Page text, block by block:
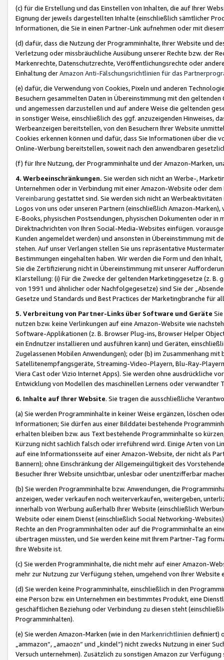
(c) für die Erstellung und das Einstellen von Inhalten, die auf Ihrer
Eignung der jeweils dargestellten Inhalte (einschließlich sämtlicher
Informationen, die Sie in einen Partner-Link aufnehmen oder mit
(d) dafür, dass die Nutzung der Programminhalte, Ihrer Website und
Verletzung oder missbräuchliche Ausübung unserer Rechte bzw. der
Markenrechte, Datenschutzrechte, Veröffentlichungsrechte oder
Einhaltung derAmazon Anti-Fälschungsrichtlinien für das
(e) dafür, die Verwendung von Cookies, Pixeln und anderen
Besuchern gesammelten Daten in Übereinstimmung mit den
und angemessen darzustellen und auf andere Weise die geltenden
in sonstiger Weise, einschließlich des ggf. anzuzeigenden Hinweises,
Werbeanzeigen bereitstellen, von den Besuchern Ihrer Website
Cookies erkennen können und dafür, dass Sie Informationen über die
Online-Werbung bereitstellen, soweit nach den anwendbaren
(f) für Ihre Nutzung, der Programminhalte und der Amazon-Marken,
4. Werbeeinschränkungen. Sie werden sich nicht an Werbe-,
Unternehmen oder in Verbindung mit einer Amazon-Website oder
Vereinbarung gestattet sind. Sie werden sich nicht an
Logos von uns oder unseren Partnern (einschließlich Amazon-
E-Books, physischen Postsendungen, physischen Dokumenten oder in
Direktnachrichten von Ihren Social-Media-Websites einfügen.
Kunden angemeldet werden) und ansonsten in Übereinstimmung mit
stehen. Auf unser Verlangen stellen Sie uns repräsentative
Bestimmungen eingehalten haben. Wir werden die Form und den
Sie die Zertifizierung nicht in Übereinstimmung mit unserer
Klarstellung: (i) Für die Zwecke der geltenden Marketinggesetze (z. B.
von 1991 und ähnlicher oder Nachfolgegesetze) sind Sie der
Gesetze und Standards und Best Practices der Marketingbranche für
5. Verbreitung von Partner-Links über Software und Geräte
nutzen bzw. keine Verlinkungen auf eine Amazon-Website wie
Software-Applikationen (z. B. Browser Plug-ins, Browser Helper
ein Endnutzer installieren und ausführen kann) und Geräten,
Zugelassenen Mobilen Anwendungen); oder (b) im Zusammenhang
Satellitenempfangsgeräte, Streaming-Video-Playern, Blu-Ray-
Viera Cast oder Vizio Internet Apps). Sie werden ohne ausdrückliche
Entwicklung von Modellen des maschinellen Lernens oder
6. Inhalte auf Ihrer Website. Sie tragen die ausschließliche
(a) Sie werden Programminhalte in keiner Weise ergänzen, löschen
Informationen; Sie dürfen aus einer Bilddatei bestehende
erhalten bleiben bzw. aus Text bestehende Programminhalte so
Kürzung nicht sachlich falsch oder irreführend wird. Einige Arten von
auf eine Informationsseite auf einer Amazon-Website, der nicht als
Bannern); ohne Einschränkung der Allgemeingültigkeit des
Besucher Ihrer Website unsichtbar, unlesbar oder unentzifferbar
(b) Sie werden Programminhalte bzw. Anwendungen, die
anzeigen, weder verkaufen noch weiterverkaufen, weitergeben,
innerhalb von Werbung außerhalb Ihrer Website (einschließlich
Website oder einem Dienst (einschließlich Social Networking-
Rechte an den Programminhalten oder auf die Programminhalte an
übertragen müssten, und Sie werden keine mit Ihrem Partner-Tag
Ihre Website ist.
(c) Sie werden Programminhalte, die nicht mehr auf einer Amazon-
mehr zur Nutzung zur Verfügung stehen, umgehend von Ihrer
(d) Sie werden keine Programminhalte, einschließlich in den
eine Person bzw. ein Unternehmen ein bestimmtes Produkt, eine
geschäftlichen Beziehung oder Verbindung zu diesen steht
Programminhalten).
(e) Sie werden Amazon-Marken (wie in den Markenrichtlinien definiert)
„ammazon“, „amaozn“ und „kindel“) nicht zwecks Nutzung in einer
Versuch unternehmen). Zusätzlich zu sonstigen Amazon zur